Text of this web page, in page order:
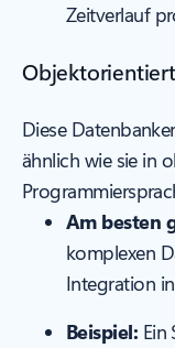
Zeitverlauf
Diese
ähnlich wie sie in
Am besten
komplexen
Integration
Beispiel: Ein